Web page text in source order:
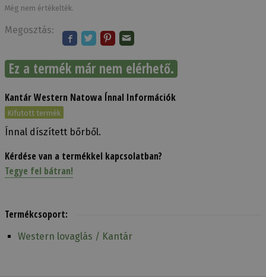
Még nem értékelték.
Megosztás:
Ez a termék már nem elérhető.
Kantár Western Natowa Ínnal Információk
Kifutott termék
Ínnal díszített bőrből.
Kérdése van a termékkel kapcsolatban?
Tegye fel bátran!
Termékcsoport:
Western lovaglás / Kantár